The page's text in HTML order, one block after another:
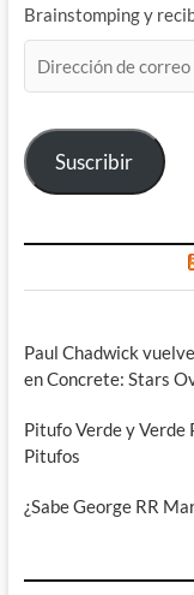
Brainstomping y
de
electrónico
Suscribir
Paul Chadwick
en Concrete: Stars
Pitufo Verde y Verde
Pitufos
¿Sabe George RR